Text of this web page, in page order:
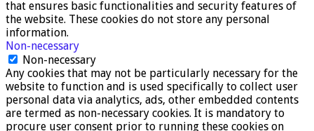
that ensures basic functionalities and security features of
the website. These cookies do not store any personal
information.
Non-necessary
Non-necessary
Any cookies that may not be particularly necessary for the
website to function and is used specifically to collect user
personal data via analytics, ads, other embedded contents
are termed as non-necessary cookies. It is mandatory to
procure user consent prior to running these cookies on